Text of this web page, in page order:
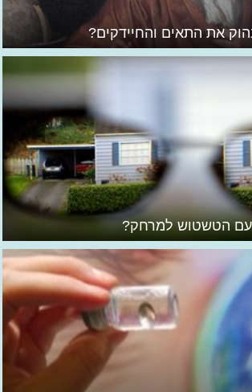
את התאים והחיידקים?
עם הטשטוש למרחק?